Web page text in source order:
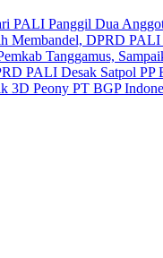
PALI Panggil Dua
Membandel, DPRD PALI
Tanggamus,
PALI Desak Satpol PP
3D Peony PT BGP